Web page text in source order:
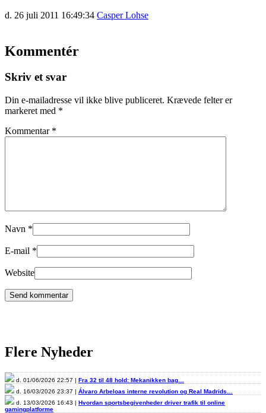
d. 26 juli 2011 16:49:34 Casper Lohse
Kommentér
Skriv et svar
Din e-mailadresse vil ikke blive publiceret. Krævede felter er
markeret med *
Kommentar *
Navn *
E-mail *
Website
Flere Nyheder
d. 01/06/2026 22:57 | Fra 32 til 48 hold: Mekanikken bag…
d. 16/03/2026 23:37 | Álvaro Arbeloas interne revolution og Real Madrids…
d. 13/03/2026 16:43 | Hvordan sportsbegivenheder driver trafik til online
gamingplatforme